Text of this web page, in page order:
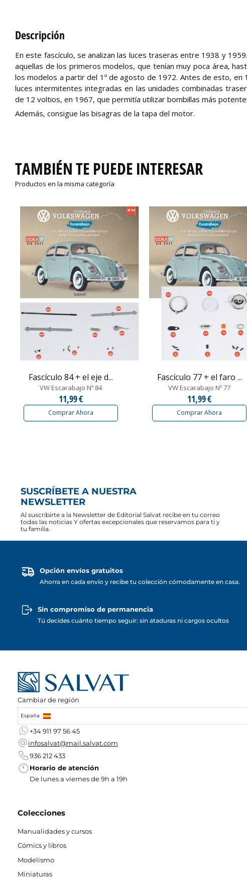
Descripción
En este fascículo, se analizan las luces traseras entre 1938 y
aquellas de los primeros modelos, que tenían muy poca área,
los modelos a partir del 1º de agosto de 1972. Antes de esto,
luces intermitentes integradas en las unidades combinadas
de 12 voltios, en 1967, que permitía utilizar bombillas más
Además, consigue las bisagras de la tapa del motor.
TAMBIÉN TE PUEDE INTERESAR
Productos en la misma categoría
Fascículo 84 + el eje d...
VW Escarabajo Nº 84
11,99 €
Comprar Ahora
Fascículo 77 + el faro ...
VW Escarabajo Nº 77
11,99 €
Comprar Ahora
SUSCRÍBETE A NUESTRA
NEWSLETTER
Al suscribirte a la Newsletter de Editorial Salvat recibe en tu correo
todas las noticias Y ofertas excepcionales que reservamos para ti y
tu familia.
Opción envíos gratuitos
Ahorra en cada envío y recibe tu colección cómodamente en casa.
Sin compromiso de permanencia
Tú decides cuánto tiempo seguir: sin ataduras ni cargos ocultos
Cambiar de región
España
+34 911 97 56 45
infosalvat@mail.salvat.com
936 212 433
Horario de atención
De lunes a viernes de 9h a 19h
Colecciones
Manualidades y cursos
Cómics y libros
Modelismo
Miniaturas